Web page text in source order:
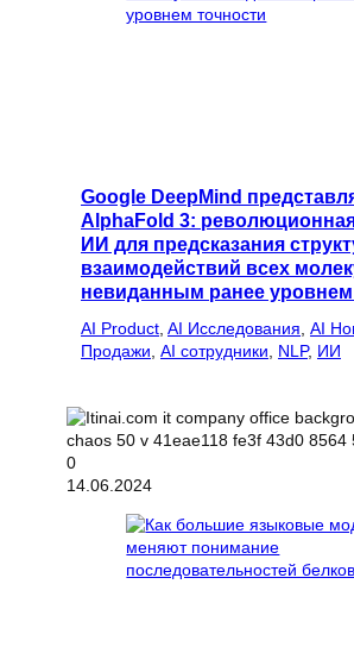
Google DeepMind
AlphaFold 3:
ИИ для предсказания
взаимодействий всех
невиданным ранее уровнем
AI Product AI Исследования AI
Продажи AI сотрудники NLP, ИИ
14.06.2024